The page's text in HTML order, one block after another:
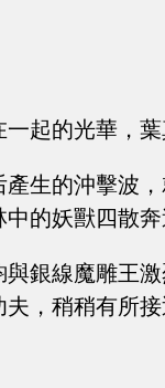
一起的光華，
產生的沖擊波
的妖獸四散
與銀線魔雕王
，稍稍有所